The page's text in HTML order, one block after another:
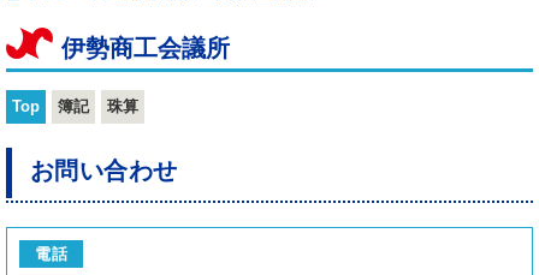
伊勢商工会議所
Top 簿記 珠算
お問い合わせ
電話